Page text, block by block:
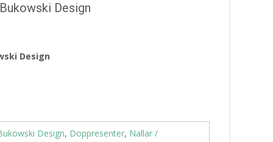
Design
Design
Design, Doppresenter, Nallar /